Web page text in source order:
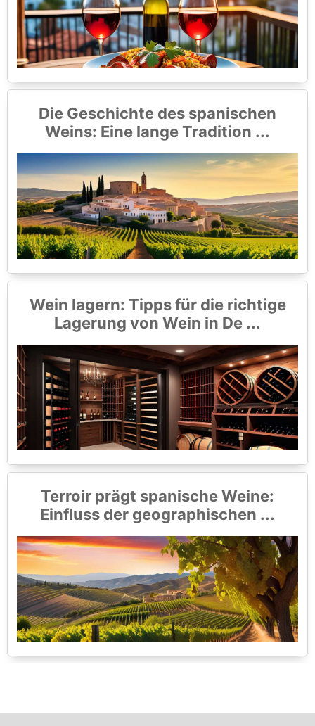
Die Geschichte des spanischen
Weins: Eine lange Tradition ...
Wein lagern: Tipps für die richtige
Lagerung von Wein in De ...
Terroir prägt spanische Weine:
Einfluss der geographischen ...